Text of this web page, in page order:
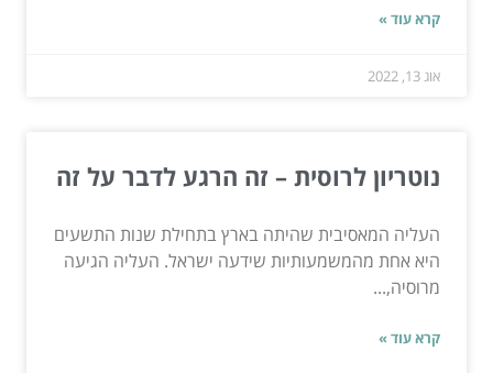
קרא עוד »
אוג 13, 2022
נוטריון לרוסית – זה הרגע לדבר על זה
העליה המאסיבית שהיתה בארץ בתחילת שנות התשעים
היא אחת מהמשמעותיות שידעה ישראל. העליה הגיעה
מרוסיה,...
קרא עוד »